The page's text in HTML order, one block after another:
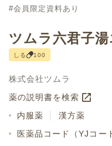
介護情報の総合サイト
#会員限定資料あり
ツムラ六君子湯
しる 100
株式会社ツムラ
薬の説明書を検索
内服薬
漢方薬
医薬品コード（YJコ